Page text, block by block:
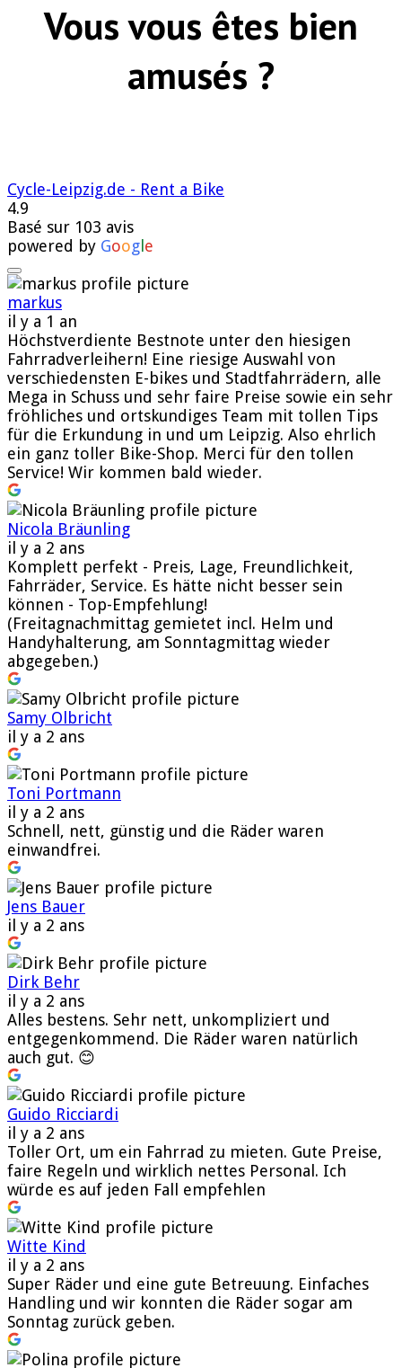
Vous vous êtes bien
amusés ?
Cycle-Leipzig.de - Rent a Bike
4.9
Basé sur 103 avis
powered by Goog e
markus
il y a 1 an
Höchstverdiente Bestnote unter den hiesigen
Fahrradverleihern! Eine riesige Auswahl von
verschiedensten E-bikes und Stadtfahrrädern, alle
Mega in Schuss und sehr faire Preise sowie ein sehr
fröhliches und ortskundiges Team mit tollen Tips
für die Erkundung in und um Leipzig. Also ehrlich
ein ganz toller Bike-Shop. Merci für den tollen
Service! Wir kommen bald wieder.
Nicola Bräunling
il y a 2 ans
Komplett perfekt - Preis, Lage, Freundlichkeit,
Fahrräder, Service. Es hätte nicht besser sein
können - Top-Empfehlung!
(Freitagnachmittag gemietet incl. Helm und
Handyhalterung, am Sonntagmittag wieder
abgegeben.)
Samy Olbricht
il y a 2 ans
Toni Portmann
il y a 2 ans
Schnell, nett, günstig und die Räder waren
einwandfrei.
Jens Bauer
il y a 2 ans
Dirk Behr
il y a 2 ans
Alles bestens. Sehr nett, unkompliziert und
entgegenkommend. Die Räder waren natürlich
auch gut. 😊
Guido Ricciardi
il y a 2 ans
Toller Ort, um ein Fahrrad zu mieten. Gute Preise,
faire Regeln und wirklich nettes Personal. Ich
würde es auf jeden Fall empfehlen
Witte Kind
il y a 2 ans
Super Räder und eine gute Betreuung. Einfaches
Handling und wir konnten die Räder sogar am
Sonntag zurück geben.